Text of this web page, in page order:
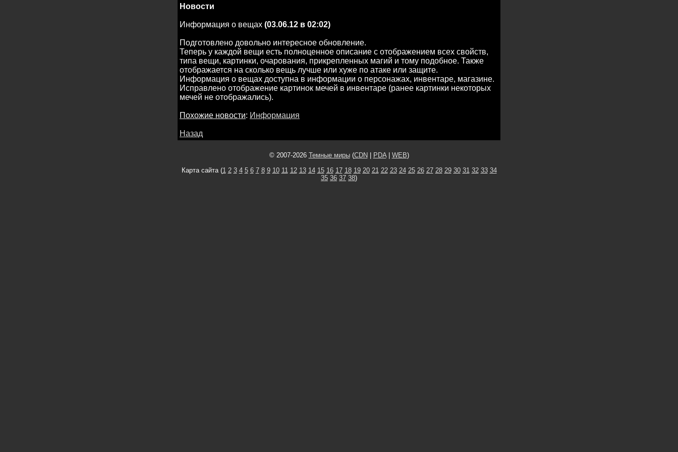
Новости
Информация о вещах (03.06.12 в 02:02)
Подготовлено довольно интересное обновление.
Теперь у каждой вещи есть полноценное описание с отображением всех свойств,
типа вещи, картинки, очарования, прикрепленных магий и тому подобное. Также
отображается на сколько вещь лучше или хуже по атаке или защите.
Информация о вещах доступна в информации о персонажах, инвентаре, магазине.
Исправлено отображение картинок мечей в инвентаре (ранее картинки некоторых
мечей не отображались).
Похожие новости: Информация
Назад
© 2007-2026 Темные миры(CDN PDA| WEB)
Карта сайта (1 2 3 4 5 6 7 8 9 10 11 12 13 14 15 16 17 18 19 20 21 22 23 24 25 26 27 28 29 30 31 32 33 34
35 36 37 38)